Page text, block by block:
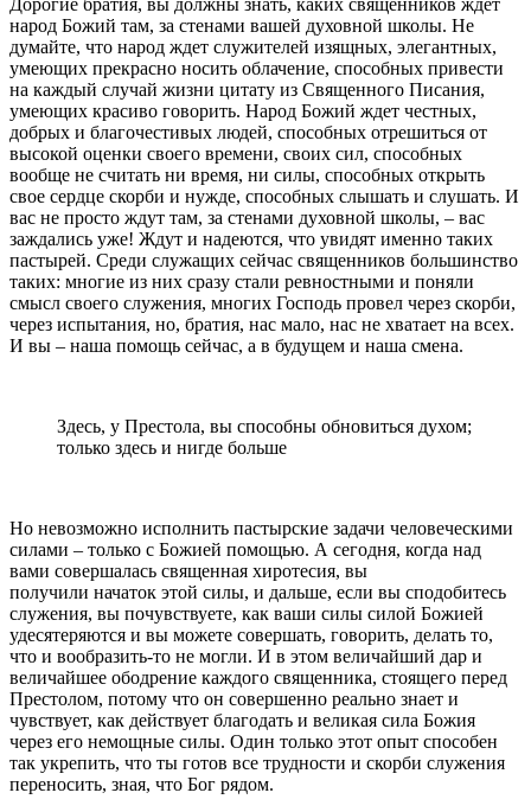
народ Божий там, за стенами вашей духовной школы. Не
думайте, что народ ждет служителей изящных, элегантных,
умеющих прекрасно носить облачение, способных привести
на каждый случай жизни цитату из Священного Писания,
умеющих красиво говорить. Народ Божий ждет честных,
добрых и благочестивых людей, способных отрешиться от
высокой оценки своего времени, своих сил, способных
вообще не считать ни время, ни силы, способных открыть
свое сердце скорби и нужде, способных слышать и слушать. И
вас не просто ждут там, за стенами духовной школы, – вас
заждались уже! Ждут и надеются, что увидят именно таких
пастырей. Среди служащих сейчас священников большинство
таких: многие из них сразу стали ревностными и поняли
смысл своего служения, многих Господь провел через скорби,
через испытания, но, братия, нас мало, нас не хватает на всех.
И вы – наша помощь сейчас, а в будущем и наша смена.
Здесь, у Престола, вы способны обновиться духом;
только здесь и нигде больше
Но невозможно исполнить пастырские задачи человеческими
силами – только с Божией помощью. А сегодня, когда над
вами совершалась священная хиротесия, вы
получили начаток этой силы, и дальше, если вы сподобитесь
служения, вы почувствуете, как ваши силы силой Божией
удесятеряются и вы можете совершать, говорить, делать то,
что и вообразить-то не могли. И в этом величайший дар и
величайшее ободрение каждого священника, стоящего перед
Престолом, потому что он совершенно реально знает и
чувствует, как действует благодать и великая сила Божия
через его немощные силы. Один только этот опыт способен
так укрепить, что ты готов все трудности и скорби служения
переносить, зная, что Бог рядом.